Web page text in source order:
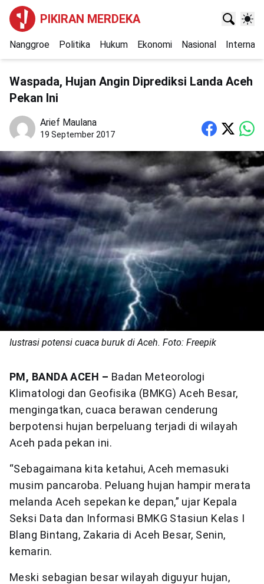
PIKIRAN MERDEKA
Nanggroe Politika Hukum Ekonomi Nasional
Waspada, Hujan Angin Diprediksi Landa Aceh
Pekan Ini
Arief Maulana
19 September 2017
Iustrasi potensi cuaca buruk di Aceh. Foto: Freepik
PM, BANDA ACEH – Badan Meteorologi
Klimatologi dan Geofisika (BMKG) Aceh Besar,
mengingatkan, cuaca berawan cenderung
berpotensi hujan berpeluang terjadi di wilayah
Aceh pada pekan ini.
“Sebagaimana kita ketahui, Aceh memasuki
musim pancaroba. Peluang hujan hampir merata
melanda Aceh sepekan ke depan,” ujar Kepala
Seksi Data dan Informasi BMKG Stasiun Kelas I
Blang Bintang, Zakaria di Aceh Besar, Senin,
kemarin.
Meski sebagian besar wilayah diguyur hujan,